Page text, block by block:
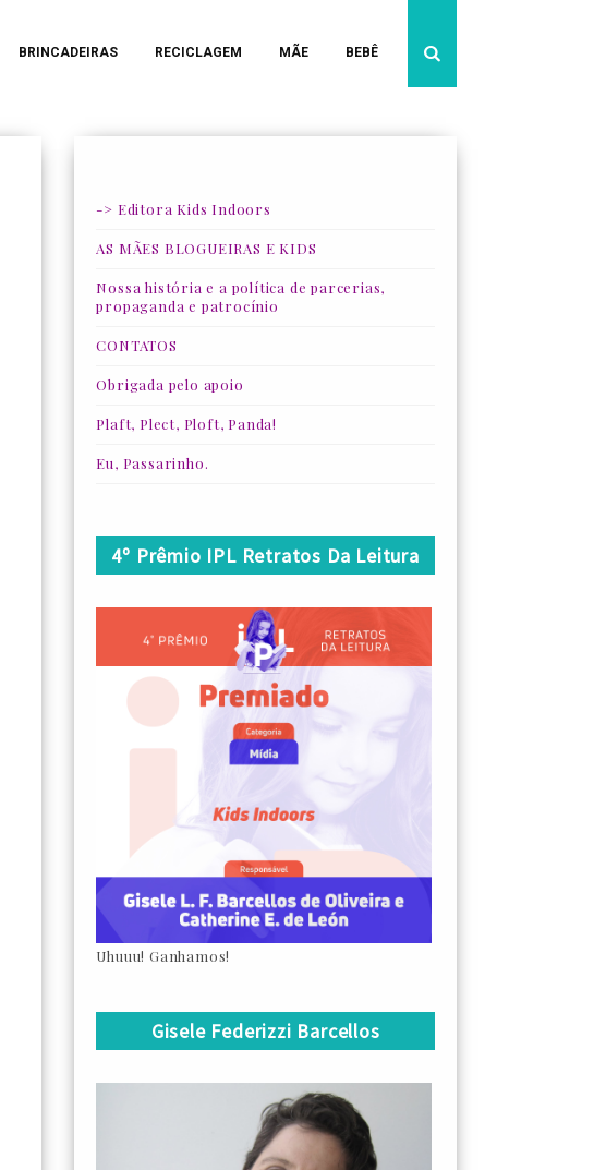
BRINCADEIRAS RECICLAGEM MÃE BEBÊ
-> Editora Kids Indoors
AS MÃES BLOGUEIRAS E KIDS
Nossa história e a política de parcerias,
propaganda e patrocínio
CONTATOS
Obrigada pelo apoio
Plaft, Plect, Ploft, Panda!
Eu, Passarinho.
4º Prêmio IPL Retratos Da Leitura
Uhuuu! Ganhamos!
Gisele Federizzi Barcellos